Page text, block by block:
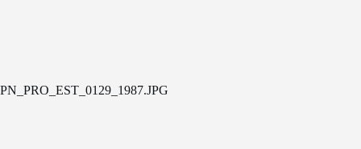
PN_PRO_EST_0129_1987.JPG